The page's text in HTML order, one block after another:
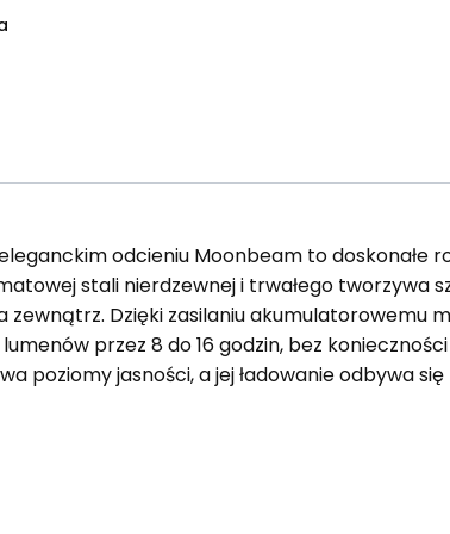
odcieniu Moonbeam to doskonałe
stali nierdzewnej i trwałego tworzywa
Dzięki zasilaniu akumulatorowemu
przez 8 do 16 godzin, bez
poziomy jasności, a jej ładowanie odbywa